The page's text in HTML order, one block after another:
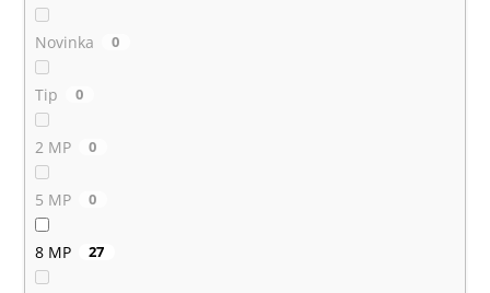
Novinka 0
Tip 0
2 MP 0
5 MP 0
8 MP 27